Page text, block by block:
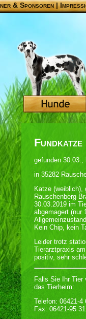
& Sponsoren|
Fundkatze
gefunden 30.03.,
in 35282
Katze (weiblich),
Rauschenberg-
30.03.2019 im
abgemagert (nur
Kein Chip, kein
Leider trotz
Tierarztpraxis
positiv, sehr
Falls Sie Ihr Tier
das Tierheim:
Telefon: 06421-4
Fax: 06421-95